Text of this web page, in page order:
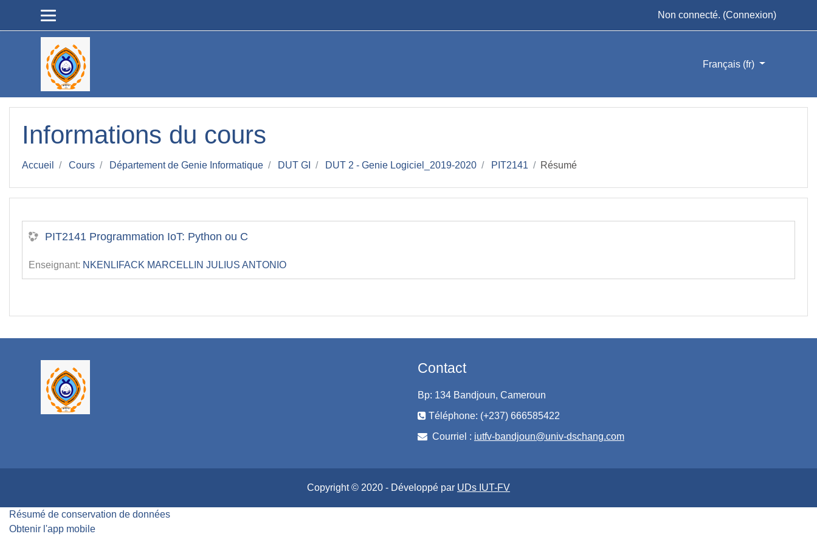
Non connecté. (Connexion)
Français ‎(fr)‎
Informations du cours
Accueil Cours Département de Genie Informatique DUT GI DUT 2 - Genie Logiciel_2019-2020 PIT2141 Résumé
PIT2141 Programmation IoT: Python ou C
Enseignant: NKENLIFACK MARCELLIN JULIUS ANTONIO
Contact
Bp: 134 Bandjoun, Cameroun
Téléphone: (+237) 666585422
Courriel : iutfv-bandjoun@univ-dschang.com
Copyright © 2020 - Développé par UDs IUT-FV
Résumé de conservation de données
Obtenir l'app mobile